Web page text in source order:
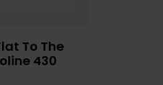
To The
430